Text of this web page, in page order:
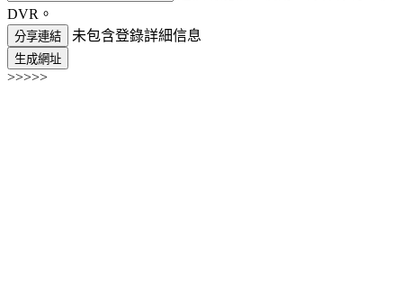
DVR。
分享連結 未包含登錄詳細信息
生成網址
>>>>>